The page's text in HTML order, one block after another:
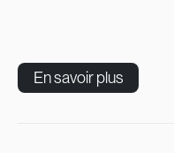
En savoir plus